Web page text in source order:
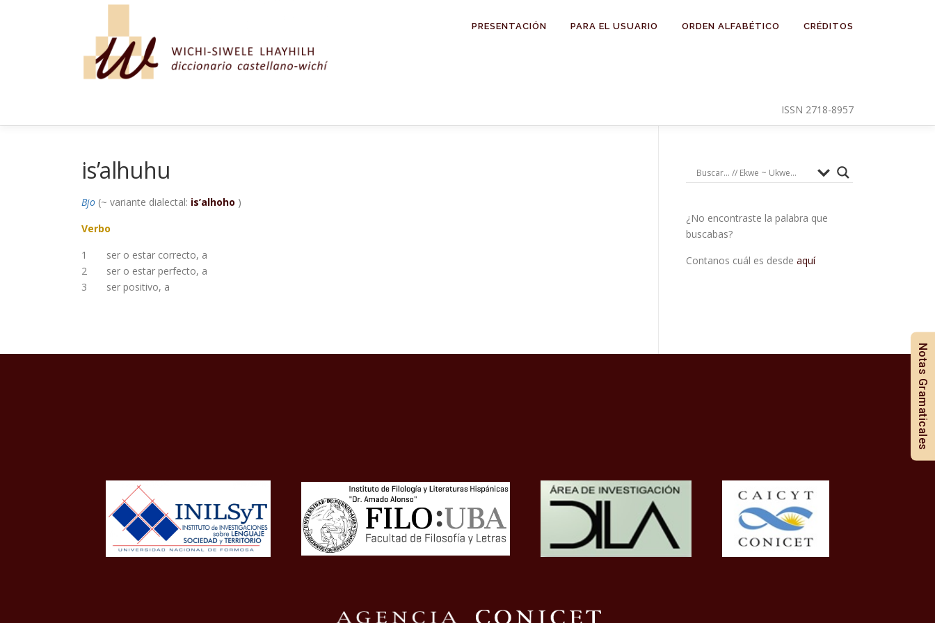
PRESENTACIÓN PARA EL USUARIO ORDEN ALFABÉTICO CRÉDITOS
ISSN 2718-8957
is’alhuhu
Bjo (~ variante dialectal: is’alhoho )
Verbo
1
ser o estar correcto, a
2
ser o estar perfecto, a
3
ser positivo, a
¿No encontraste la palabra que
buscabas?
Contanos cuál es desde aquí
Notas Gramaticales